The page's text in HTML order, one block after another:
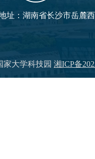
址：湖南省长沙市岳麓
家大学科技园 湘ICP备